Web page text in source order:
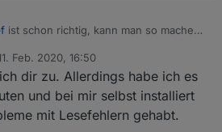
ist schon richtig, kann man so machen.
die Flanken der Signale doch
verzerrt was zu Fehlern in der
kommen kann. Das kann dazu führen
Werte) gelesen werden. Der
Feb. 2020, 16:50
von
dir zu. Allerdings habe ich es
und bei mir selbst installiert
mit Lesefehlern gehabt.